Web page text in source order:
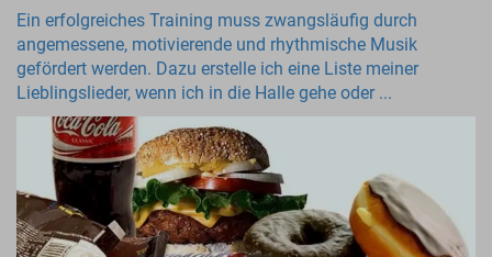
Ein erfolgreiches Training muss zwangsläufig durch
angemessene, motivierende und rhythmische Musik
gefördert werden. Dazu erstelle ich eine Liste meiner
Lieblingslieder, wenn ich in die Halle gehe oder ...